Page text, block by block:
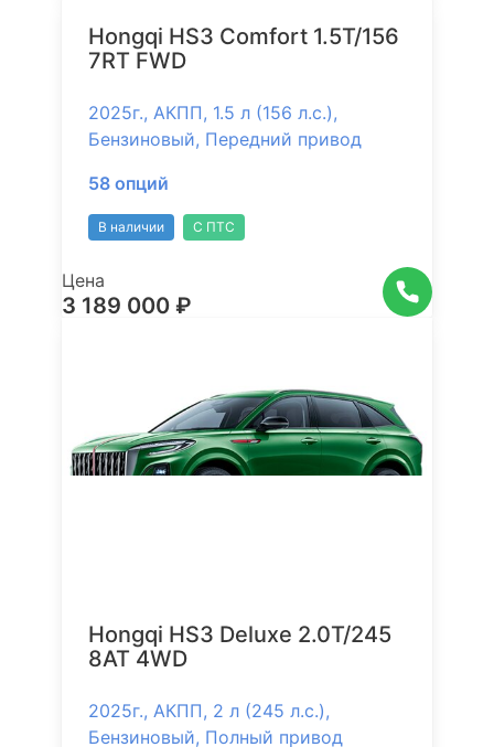
Hongqi HS3 Comfort 1.5Т/156
7RT FWD
2025г., АКПП, 1.5 л (156 л.с.),
Бензиновый, Передний привод
58 опций
В наличии С ПТС
Цена
3 189 000 ₽
Hongqi HS3 Deluxe 2.0Т/245
8AT 4WD
2025г., АКПП, 2 л (245 л.с.),
Бензиновый, Полный привод